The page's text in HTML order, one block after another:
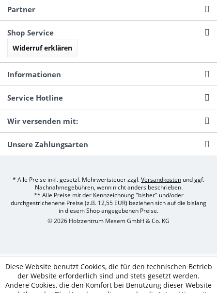
Partner
Shop Service
Widerruf erklären
Informationen
Service Hotline
Wir versenden mit:
Unsere Zahlungsarten
* Alle Preise inkl. gesetzl. Mehrwertsteuer zzgl.Versandkosten und ggf.
Nachnahmegebühren, wenn nicht anders beschrieben.
** Alle Preise mit der Kennzeichnung "bisher" und/oder
durchgestrichenene Preise (z.B. 12,55 EUR) beziehen sich auf die bislang
in diesem Shop angegebenen Preise.
© 2026 Holzzentrum Mesem GmbH & Co. KG
Diese Website benutzt Cookies, die für den technischen Betrieb
der Website erforderlich sind und stets gesetzt werden.
Andere Cookies, die den Komfort bei Benutzung dieser Website